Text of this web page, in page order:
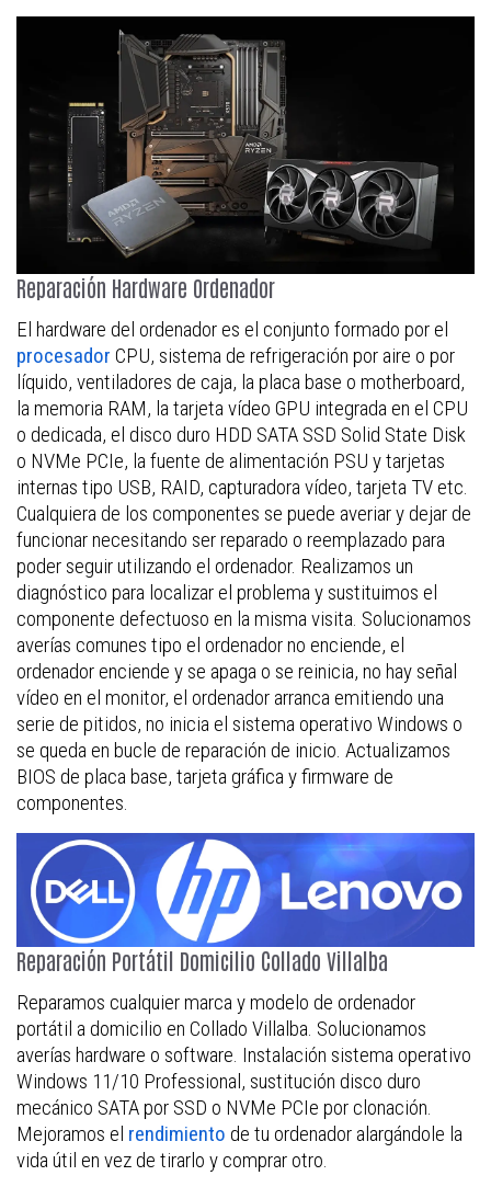
Reparación Hardware Ordenador
El hardware del ordenador es el conjunto formado por el
procesador CPU, sistema de refrigeración por aire o por
líquido, ventiladores de caja, la placa base o motherboard,
la memoria RAM, la tarjeta vídeo GPU integrada en el CPU
o dedicada, el disco duro HDD SATA SSD Solid State Disk
o NVMe PCIe, la fuente de alimentación PSU y tarjetas
internas tipo USB, RAID, capturadora vídeo, tarjeta TV etc.
Cualquiera de los componentes se puede averiar y dejar de
funcionar necesitando ser reparado o reemplazado para
poder seguir utilizando el ordenador. Realizamos un
diagnóstico para localizar el problema y sustituimos el
componente defectuoso en la misma visita. Solucionamos
averías comunes tipo el ordenador no enciende, el
ordenador enciende y se apaga o se reinicia, no hay señal
vídeo en el monitor, el ordenador arranca emitiendo una
serie de pitidos, no inicia el sistema operativo Windows o
se queda en bucle de reparación de inicio. Actualizamos
BIOS de placa base, tarjeta gráfica y firmware de
componentes.
Reparación Portátil Domicilio Collado Villalba
Reparamos cualquier marca y modelo de ordenador
portátil a domicilio en Collado Villalba. Solucionamos
averías hardware o software. Instalación sistema operativo
Windows 11/10 Professional, sustitución disco duro
mecánico SATA por SSD o NVMe PCIe por clonación.
Mejoramos el rendimiento de tu ordenador alargándole la
vida útil en vez de tirarlo y comprar otro.